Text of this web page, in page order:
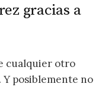
gracias a
cualquier otro
posiblemente no